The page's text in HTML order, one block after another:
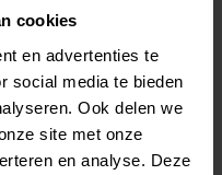
cookies
en advertenties te
social media te bieden
Ook delen we
site met onze
en analyse. Deze